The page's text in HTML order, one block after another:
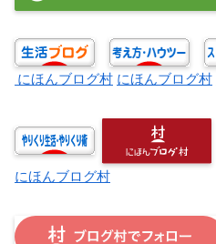
にほんブログ村 にほんブログ村
にほんブログ村